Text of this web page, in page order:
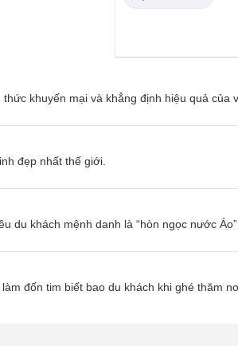
khuyến mại và khẳng định hiệu quả của
đẹp nhất thế giới.
khách mệnh danh là “hòn ngọc nước Áo”
đốn tim biết bao du khách khi ghé thăm